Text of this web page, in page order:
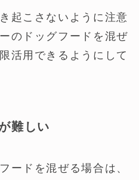
起こさないように注意
のドッグフードを混ぜ
活用できるようにして
難しい
ードを混ぜる場合は、